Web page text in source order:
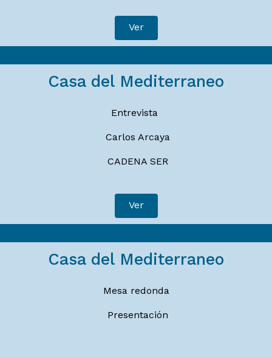
Ver
Casa del Mediterraneo
Entrevista
Carlos Arcaya
CADENA SER
Ver
Casa del Mediterraneo
Mesa redonda
Presentación